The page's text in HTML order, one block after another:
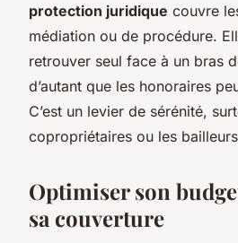
protection juridique couvre
médiation ou de procédure.
retrouver seul face à un bras
d’autant que les honoraires
C’est un levier de sérénité,
copropriétaires ou les
Optimiser son
sa couverture